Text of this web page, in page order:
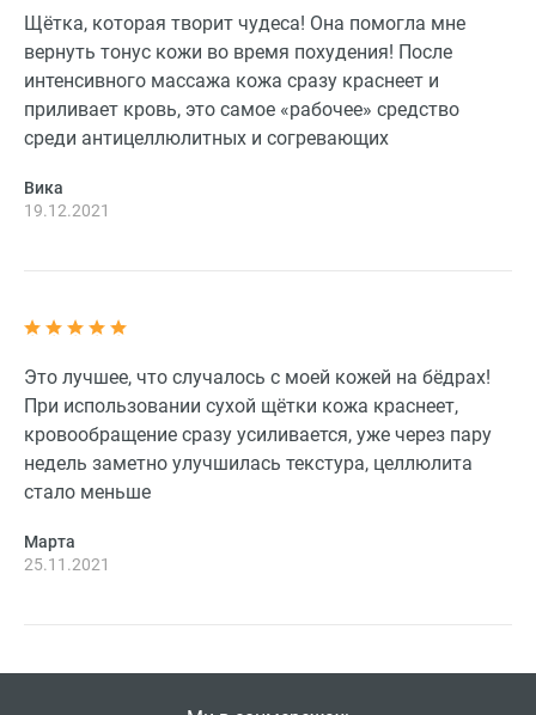
Щётка, которая творит чудеса! Она помогла мне
вернуть тонус кожи во время похудения! После
интенсивного массажа кожа сразу краснеет и
приливает кровь, это самое «рабочее» средство
среди антицеллюлитных и согревающих
Вика
19.12.2021
Это лучшее, что случалось с моей кожей на бёдрах!
При использовании сухой щётки кожа краснеет,
кровообращение сразу усиливается, уже через пару
недель заметно улучшилась текстура, целлюлита
стало меньше
Марта
25.11.2021